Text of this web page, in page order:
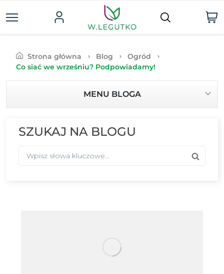
Strona główna Blog
Ogród
Co siać we wrześniu? Podpowiadamy!
MENU BLOGA
SZUKAJ NA BLOGU